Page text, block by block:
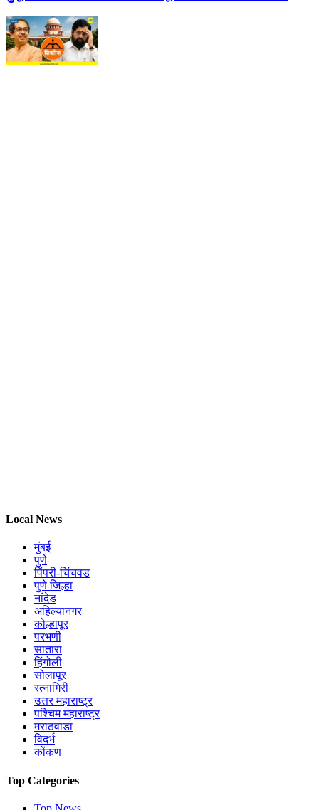
Local News
मुंबई
पुणे
पिंपरी-चिंचवड
पुणे जिल्हा
नांदेड
अहिल्यानगर
कोल्हापूर
परभणी
सातारा
हिंगोली
सोलापूर
रत्नागिरी
उत्तर महाराष्ट्र
पश्चिम महाराष्ट्र
मराठवाडा
विदर्भ
कोंकण
Top Categories